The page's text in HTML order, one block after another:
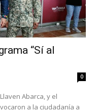
“Sí al
0
Abarca, y el
a la ciudadanía a